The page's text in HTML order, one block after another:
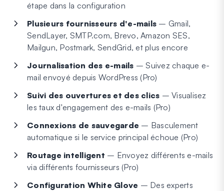
étape dans la configuration
Plusieurs fournisseurs d'e-mails – Gmail,
SendLayer, SMTP.com, Brevo, Amazon SES,
Mailgun, Postmark, SendGrid, et plus encore
Journalisation des e-mails – Suivez chaque e-
mail envoyé depuis WordPress (Pro)
Suivi des ouvertures et des clics – Visualisez
les taux d'engagement des e-mails (Pro)
Connexions de sauvegarde – Basculement
automatique si le service principal échoue (Pro)
Routage intelligent – Envoyez différents e-mails
via différents fournisseurs (Pro)
Configuration White Glove – Des experts